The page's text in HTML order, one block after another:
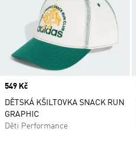
Price
549 Kč
DĚTSKÁ KŠILTOVKA SNACK RUN
GRAPHIC
Děti Performance